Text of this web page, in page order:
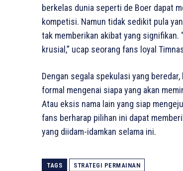
berkelas dunia seperti de Boer dapat
kompetisi. Namun tidak sedikit pula
tak memberikan akibat yang
krusial,” ucap seorang fans loyal
Dengan segala spekulasi yang
formal mengenai siapa yang akan
Atau eksis nama lain yang siap
fans berharap pilihan ini dapat
yang diidam-idamkan selama ini.
TAGS STRATEGI PERMAINAN